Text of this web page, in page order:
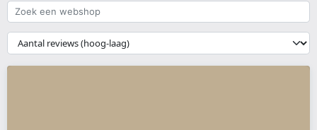
Zoek
een
webshop
{{
__('Sort')
}}